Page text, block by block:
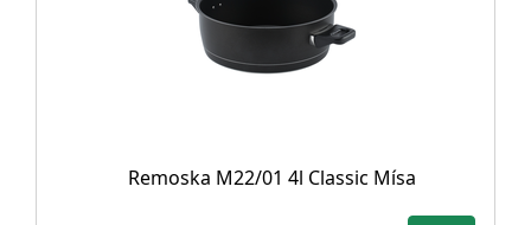
Remoska M22/01 4l Classic Mísa